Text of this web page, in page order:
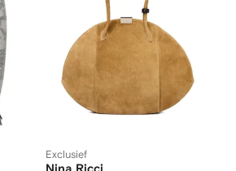
Exclusief